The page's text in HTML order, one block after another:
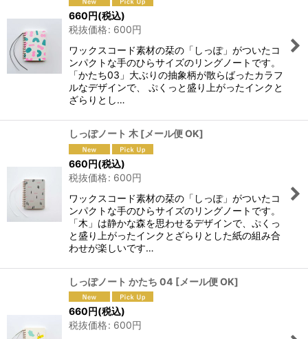
660円(税込)
税抜価格: 600円
ワックスコード素材の栞の「しっぽ」がついたコ
ンパクトな手のひらサイズのリングノートです。
「かたち03」大ぶりの抽象柄が散らばったカラフ
ルなデザインで、 ぷくっと盛り上がったインクと
ざらりとし…
しっぽノート 木 [メール便 OK]
660円(税込)
税抜価格: 600円
ワックスコード素材の栞の「しっぽ」がついたコ
ンパクトな手のひらサイズのリングノートです。
「木」は静かな森を思わせるデザインで、ぷくっ
と盛り上がったインクとざらりとした紙の組み合
わせが楽しいです…
しっぽノート かたち 04 [メール便 OK]
660 円(税込)
税抜価格: 600円